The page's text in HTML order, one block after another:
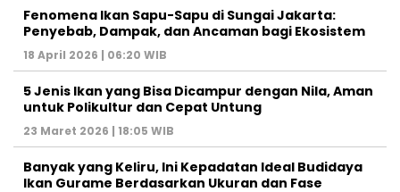
Fenomena Ikan Sapu-Sapu di Sungai Jakarta:
Penyebab, Dampak, dan Ancaman bagi Ekosistem
18 April 2026 | 06:20 WIB
5 Jenis Ikan yang Bisa Dicampur dengan Nila, Aman
untuk Polikultur dan Cepat Untung
23 Maret 2026 | 18:05 WIB
Banyak yang Keliru, Ini Kepadatan Ideal Budidaya
Ikan Gurame Berdasarkan Ukuran dan Fase